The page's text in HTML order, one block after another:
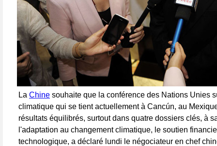
La Chine souhaite que la conférence des Nations Unies
climatique qui se tient actuellement à Cancún, au
résultats équilibrés, surtout dans quatre dossiers clés, à
l'adaptation au changement climatique, le soutien
technologique, a déclaré lundi le négociateur en chef